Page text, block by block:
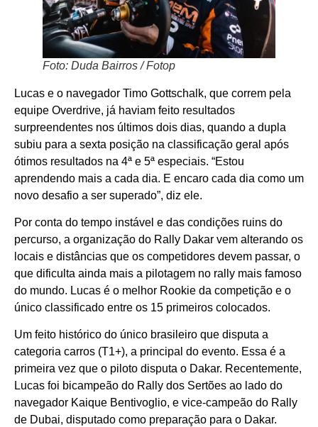
Foto: Duda Bairros / Fotop
Lucas e o navegador Timo Gottschalk, que correm pela
equipe Overdrive, já haviam feito resultados
surpreendentes nos últimos dois dias, quando a dupla
subiu para a sexta posição na classificação geral após
ótimos resultados na 4ª e 5ª especiais. “Estou
aprendendo mais a cada dia. E encaro cada dia como um
novo desafio a ser superado”, diz ele.
Por conta do tempo instável e das condições ruins do
percurso, a organização do Rally Dakar vem alterando os
locais e distâncias que os competidores devem passar, o
que dificulta ainda mais a pilotagem no rally mais famoso
do mundo. Lucas é o melhor Rookie da competição e o
único classificado entre os 15 primeiros colocados.
Um feito histórico do único brasileiro que disputa a
categoria carros (T1+), a principal do evento. Essa é a
primeira vez que o piloto disputa o Dakar. Recentemente,
Lucas foi bicampeão do Rally dos Sertões ao lado do
navegador Kaique Bentivoglio, e vice-campeão do Rally
de Dubai, disputado como preparação para o Dakar.